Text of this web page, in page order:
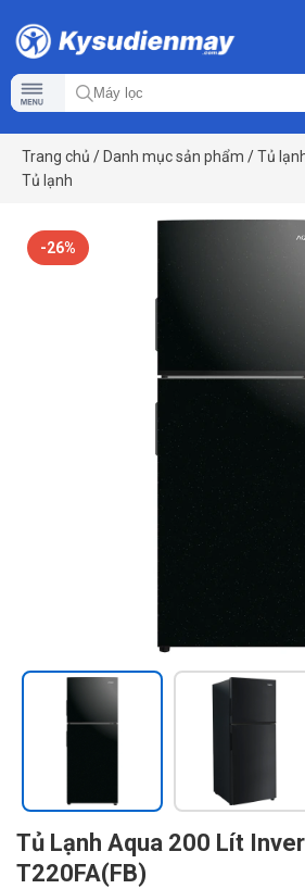
Trang chủ / Danh mục sản phẩm /Tủ
Tủ lạnh
-26%
Tủ Lạnh Aqua 200 Lít
T220FA(FB)